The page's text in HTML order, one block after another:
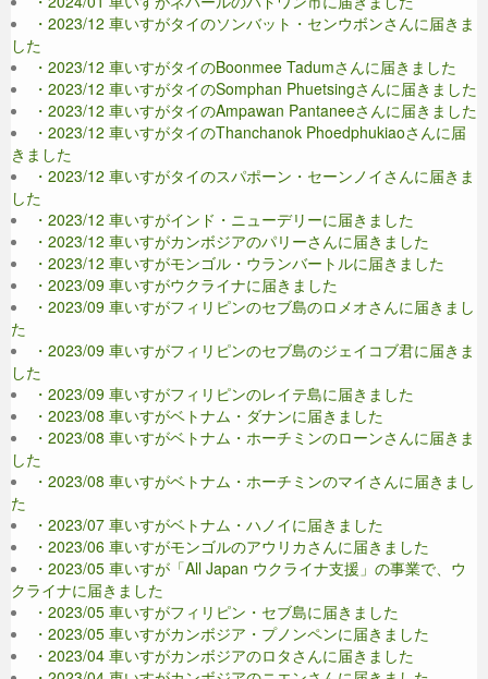
・2023/12 車いすがタイのソンバット・センウボンさんに届きま
した
・2023/12 車いすがタイのBoonmee Tadumさんに届きました
・2023/12 車いすがタイのSomphan Phuetsingさんに届きました
・2023/12 車いすがタイのAmpawan Pantaneeさんに届きました
・2023/12 車いすがタイのThanchanok Phoedphukiaoさんに届
きました
・2023/12 車いすがタイのスパポーン・セーンノイさんに届きま
した
・2023/12 車いすがインド・ニューデリーに届きました
・2023/12 車いすがカンボジアのパリーさんに届きました
・2023/12 車いすがモンゴル・ウランバートルに届きました
・2023/09 車いすがウクライナに届きました
・2023/09 車いすがフィリピンのセブ島のロメオさんに届きまし
た
・2023/09 車いすがフィリピンのセブ島のジェイコブ君に届きま
した
・2023/09 車いすがフィリピンのレイテ島に届きました
・2023/08 車いすがベトナム・ダナンに届きました
・2023/08 車いすがベトナム・ホーチミンのローンさんに届きま
した
・2023/08 車いすがベトナム・ホーチミンのマイさんに届きまし
た
・2023/07 車いすがベトナム・ハノイに届きました
・2023/06 車いすがモンゴルのアウリカさんに届きました
・2023/05 車いすが「All Japan ウクライナ支援」の事業で、ウ
クライナに届きました
・2023/05 車いすがフィリピン・セブ島に届きました
・2023/05 車いすがカンボジア・プノンペンに届きました
・2023/04 車いすがカンボジアのロタさんに届きました